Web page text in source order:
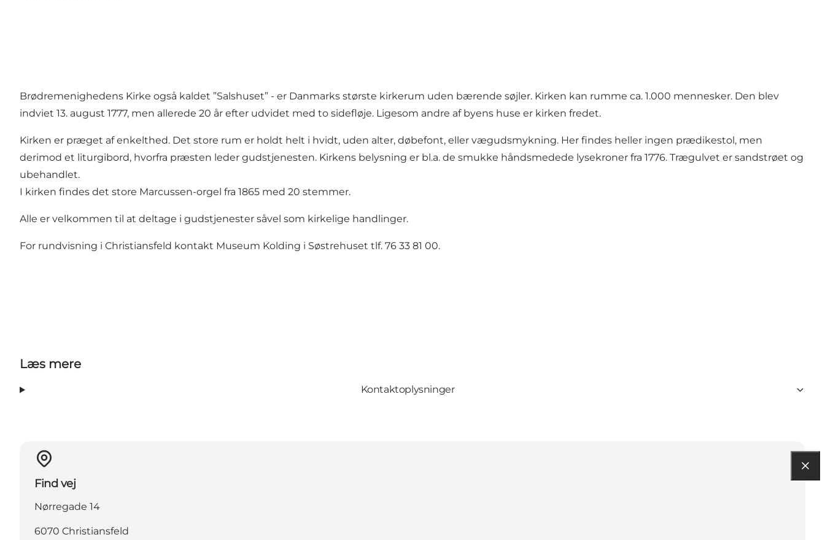
Brødremenighedens Kirke også kaldet ”Salshuset” - er Danmarks største kirkerum uden bærende søjler. Kirken kan rumme ca. 1.000 mennesker. Den blev
indviet 13. august 1777, men allerede 20 år efter udvidet med to sidefløje. Ligesom andre af byens huse er kirken fredet.
Kirken er præget af enkelthed. Det store rum er holdt helt i hvidt, uden alter, døbefont, eller vægudsmykning. Her findes heller ingen prædikestol, men
derimod et liturgibord, hvorfra præsten leder gudstjenesten. Kirkens belysning er bl.a. de smukke håndsmedede lysekroner fra 1776. Trægulvet er sandstrøet og
ubehandlet.
I kirken findes det store Marcussen-orgel fra 1865 med 20 stemmer.
Alle er velkommen til at deltage i gudstjenester såvel som kirkelige handlinger.
For rundvisning i Christiansfeld kontakt Museum Kolding i Søstrehuset tlf. 76 33 81 00.
Læs mere
Kontaktoplysninger
Find vej
Nørregade 14
6070 Christiansfeld